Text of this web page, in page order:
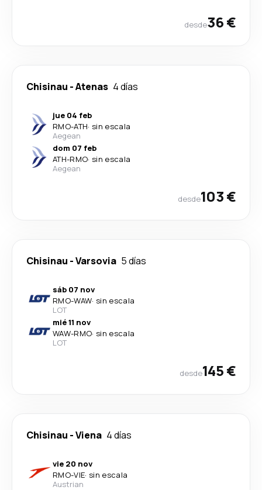
desde36 €
Chisinau -Atenas 4 días
jue 04 feb
RMO-ATH· sin escala
Aegean
dom 07 feb
ATH-RMO· sin escala
Aegean
desde103 €
Chisinau -Varsovia 5 días
sáb 07 nov
RMO-WAW· sin escala
LOT
mié 11 nov
WAW-RMO· sin escala
LOT
desde145 €
Chisinau -Viena 4 días
vie 20 nov
RMO-VIE· sin escala
Austrian